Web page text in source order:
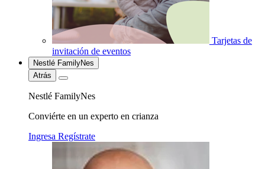
Tarjetas de
invitación de eventos
Nestlé FamilyNes
Atrás
Nestlé FamilyNes
Conviérte en un experto en crianza
Ingresa Regístrate